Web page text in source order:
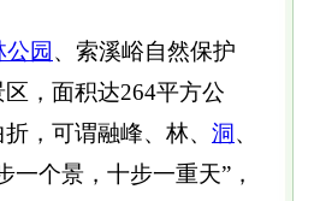
公园 、索溪峪自然保护
，面积达264平方公
，可谓融峰、林、 洞 、
个景，十步一重天”，